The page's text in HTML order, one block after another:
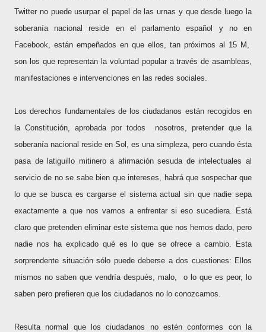
Twitter no puede usurpar el papel de las urnas y que desde luego la
soberanía nacional reside en el parlamento español y no en
Facebook, están empeñados en que ellos, tan próximos al 15 M,
son los que representan la voluntad popular a través de asambleas,
manifestaciones e intervenciones en las redes sociales.
Los derechos fundamentales de los ciudadanos están recogidos en
la Constitución, aprobada por todos
nosotros, pretender que la
soberanía nacional reside en Sol, es una simpleza, pero cuando ésta
pasa de latiguillo mitinero a afirmación sesuda de intelectuales al
servicio de no se sabe bien que intereses, habrá que sospechar que
lo que se busca es cargarse el sistema actual sin que nadie sepa
exactamente a que nos vamos a enfrentar si eso sucediera. Está
claro que pretenden eliminar este sistema que nos hemos dado, pero
nadie nos ha explicado qué es lo que se ofrece a cambio. Esta
sorprendente situación sólo puede deberse a dos cuestiones: Ellos
mismos no saben que vendría después, malo,
o lo que es peor, lo
saben pero prefieren que los ciudadanos no lo conozcamos.
Resulta normal que los ciudadanos no estén conformes con la